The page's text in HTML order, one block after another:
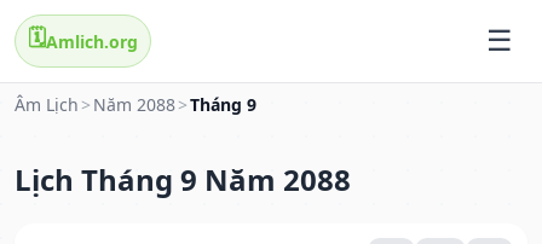
🗓️Amlich.org
Âm Lịch > Năm 2088>Tháng 9
Lịch Tháng 9 Năm 2088